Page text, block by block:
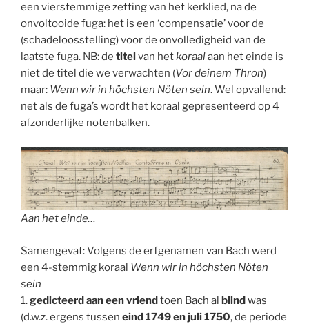
een vierstemmige zetting van het kerklied, na de
onvoltooide fuga: het is een ‘compensatie’ voor de
(schadeloosstelling) voor de onvolledigheid van de
laatste fuga. NB: de titel van hetkoraalaan het einde is
niet de titel die we verwachten (Vor deinem Thron)
maar: Wenn wir in höchsten Nöten sein. Wel opvallend:
net als de fuga’s wordt het koraal gepresenteerd op 4
afzonderlijke notenbalken.
Aan het einde…
Samengevat: Volgens de erfgenamen van Bach werd
een 4-stemmig koraal Wenn wir in höchsten Nöten
sein
1.gedicteerd aan een vriendtoen Bach al blindwas
(d.w.z. ergens tussen eind 1749 en juli 1750, de periode